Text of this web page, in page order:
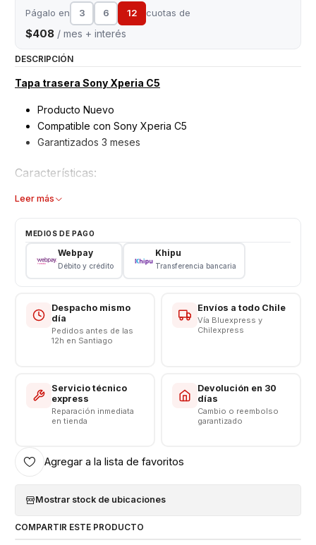
Págalo en 3 6 12 cuotas de
$408 / mes + interés
DESCRIPCIÓN
Tapa trasera Sony Xperia C5
Producto Nuevo
Compatible con Sony Xperia C5
Garantizados 3 meses
Características:
Tapa Trasera Sony
Servicio Técnico Especializado en Celulares
instalación de repuestos para teléfonos móviles
Te garantizamos un trabajo seguro, preciso y de calidad ✅,
para que tu celular vuelva a funcionar como nuevo 🔋📲.
Leer más
MEDIOS DE PAGO
Webpay
Débito y crédito
Khipu
Transferencia bancaria
Despacho mismo
día
Pedidos antes de las
12h en Santiago
Envíos a todo Chile
Vía Bluexpress y
Chilexpress
Servicio técnico
express
Reparación inmediata
en tienda
Devolución en 30
días
Cambio o reembolso
garantizado
Agregar a la lista de favoritos
Mostrar stock de ubicaciones
COMPARTIR ESTE PRODUCTO